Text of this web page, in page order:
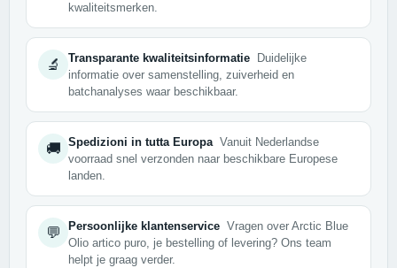
kwaliteitsmerken.
🔬 Transparante kwaliteitsinformatie
Duidelijke
informatie over samenstelling, zuiverheid en
batchanalyses waar beschikbaar.
🚚 Spedizioni in tutta Europa Vanuit Nederlandse
voorraad snel verzonden naar beschikbare Europese
landen.
💬 Persoonlijke klantenservice Vragen over Arctic Blue
Olio artico puro, je bestelling of levering? Ons team
helpt je graag verder.